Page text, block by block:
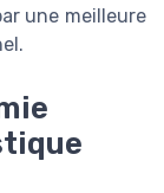
une meilleure